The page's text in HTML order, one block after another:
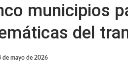
municipios
del
de mayo de 2026